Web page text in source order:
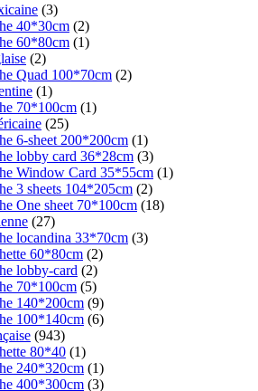
(3)
40*30cm (2)
60*80cm (1)
(2)
Quad 100*70cm (2)
(1)
70*100cm (1)
(25)
6-sheet 200*200cm (1)
lobby card 36*28cm (3)
Window Card 35*55cm (1)
3 sheets 104*205cm (2)
One sheet 70*100cm (18)
(27)
locandina 33*70cm (3)
60*80cm (2)
lobby-card (2)
70*100cm (5)
140*200cm (9)
100*140cm (6)
(943)
80*40 (1)
240*320cm (1)
400*300cm (3)